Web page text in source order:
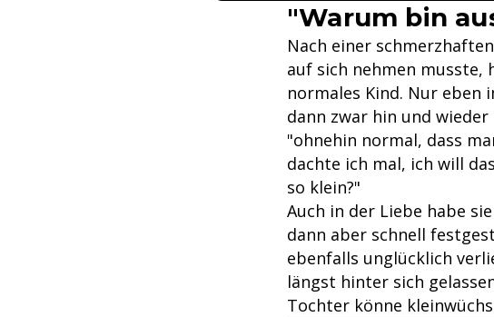
"Warum bin
Nach einer
auf sich nehmen musste,
normales Kind. Nur eben
dann zwar hin und
"ohnehin normal, dass
dachte ich mal, ich will
so klein?"
Auch in der Liebe habe
dann aber schnell
ebenfalls unglücklich
längst hinter sich
Tochter könne